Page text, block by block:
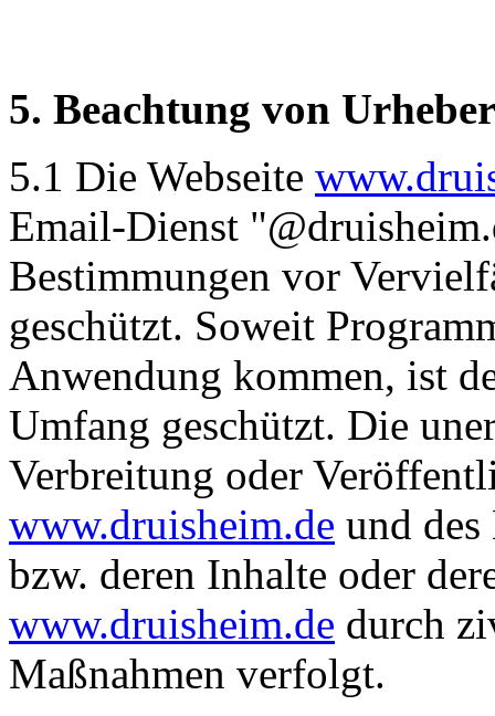
5. Beachtung von
5.1 Die Webseite
Email-Dienst
Bestimmungen vor
geschützt. Soweit
Anwendung kommen, ist
Umfang geschützt. Die
Verbreitung oder
www.druisheim.de und
bzw. deren Inhalte oder
www.druisheim.de durch
Maßnahmen verfolgt.